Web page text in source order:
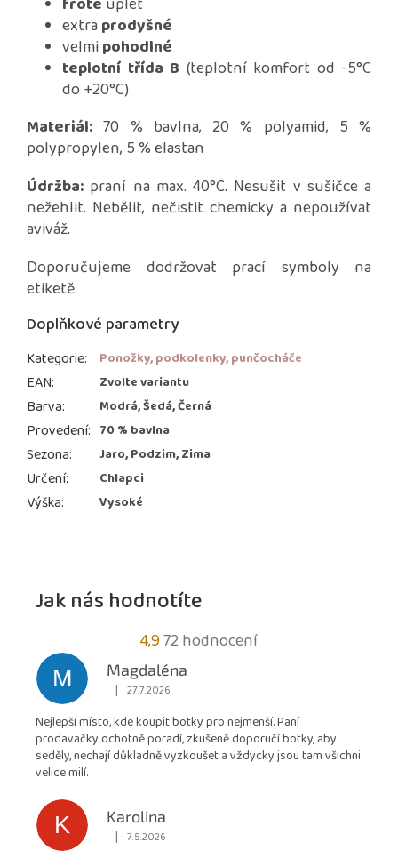
extraprodyšné
velmipohodlné
teplotní třída B (teplotní komfort od -5°C
do +20°C)
Materiál:70 % bavlna, 20 % polyamid, 5 %
polypropylen, 5 % elastan
Údržba: praní na max. 40°C. Nesušit v sušičce a
nežehlit. Nebělit, nečistit chemicky a nepoužívat
aviváž.
Doporučujeme dodržovat prací symboly na
etiketě.
Doplňkové parametry
Kategorie: Ponožky, podkolenky, punčocháče
EAN: Zvolte variantu
Barva: Modrá, Šedá, Černá
Provedení: 70 % bavlna
Sezona: Jaro, Podzim, Zima
Určení: Chlapci
Výška: Vysoké
Jak nás hodnotíte
4,9Průměrné
hodnocení
obchodu
4,9
z
72 hodnocení
M
Magdaléna
Hodnocení obchodu je 5 z 5 hvězdiček.
| 27.7.2026
Nejlepší místo, kde koupit botky pro nejmenší. Paní
prodavačky ochotně poradí, zkušeně doporučí botky, aby
seděly, nechají důkladně vyzkoušet a vždycky jsou tam všichni
velice milí.
K
Karolina
Hodnocení obchodu je 5 z 5 hvězdiček.
| 7.5.2026